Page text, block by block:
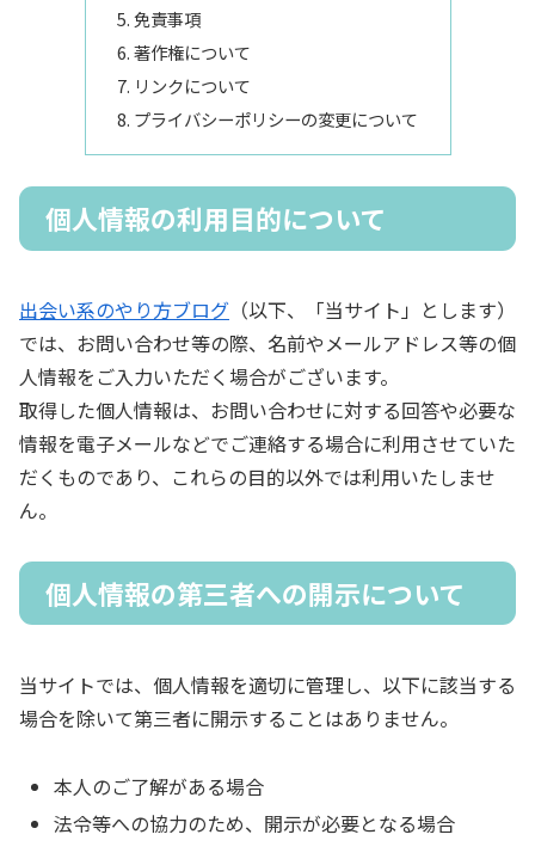
免責事項
著作権について
リンクについて
プライバシーポリシーの変更について
個人情報の利用目的について
出会い系のやり方ブログ （以下、「当サイト」とします）
では、お問い合わせ等の際、名前やメールアドレス等の個
人情報をご入力いただく場合がございます。
取得した個人情報は、お問い合わせに対する回答や必要な
情報を電子メールなどでご連絡する場合に利用させていた
だくものであり、これらの目的以外では利用いたしませ
ん。
個人情報の第三者への開示について
当サイトでは、個人情報を適切に管理し、以下に該当する
場合を除いて第三者に開示することはありません。
本人のご了解がある場合
法令等への協力のため、開示が必要となる場合